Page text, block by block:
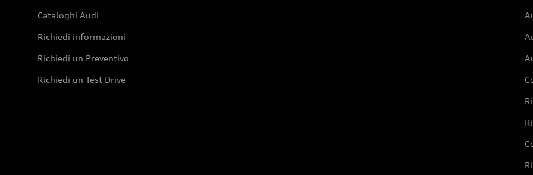
Cataloghi Audi
Richiedi informazioni
Richiedi un Preventivo
Richiedi un Test Drive